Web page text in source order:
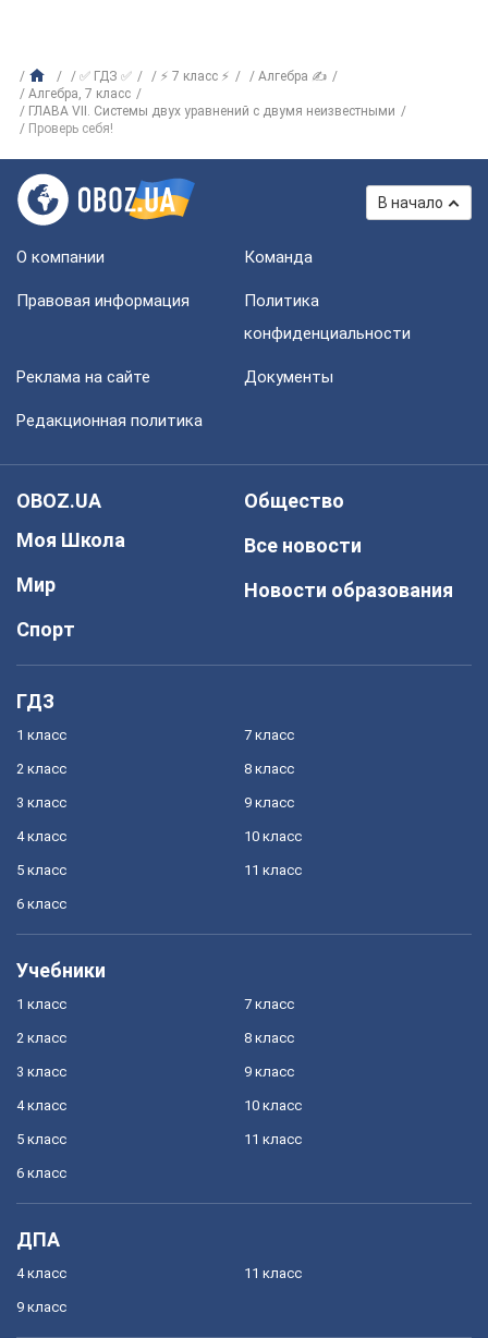
✅ ГДЗ ✅ ⚡ 7 класс ⚡
Алгебра ✍
Алгебра, 7 класс
ГЛАВА VII. Системы двух уравнений с двумя неизвестными
Проверь себя!
В начало
О компании Команда
Правовая информация
Политика
конфиденциальности
Реклама на сайте Документы
Редакционная политика
OBOZ.UA
Моя Школа
Мир
Спорт
Общество
Все новости
Новости образования
ГДЗ
1 класс
2 класс
3 класс
4 класс
5 класс
6 класс
7 класс
8 класс
9 класс
10 класс
11 класс
Учебники
1 класс
2 класс
3 класс
4 класс
5 класс
6 класс
7 класс
8 класс
9 класс
10 класс
11 класс
ДПА
4 класс
9 класс
11 класс